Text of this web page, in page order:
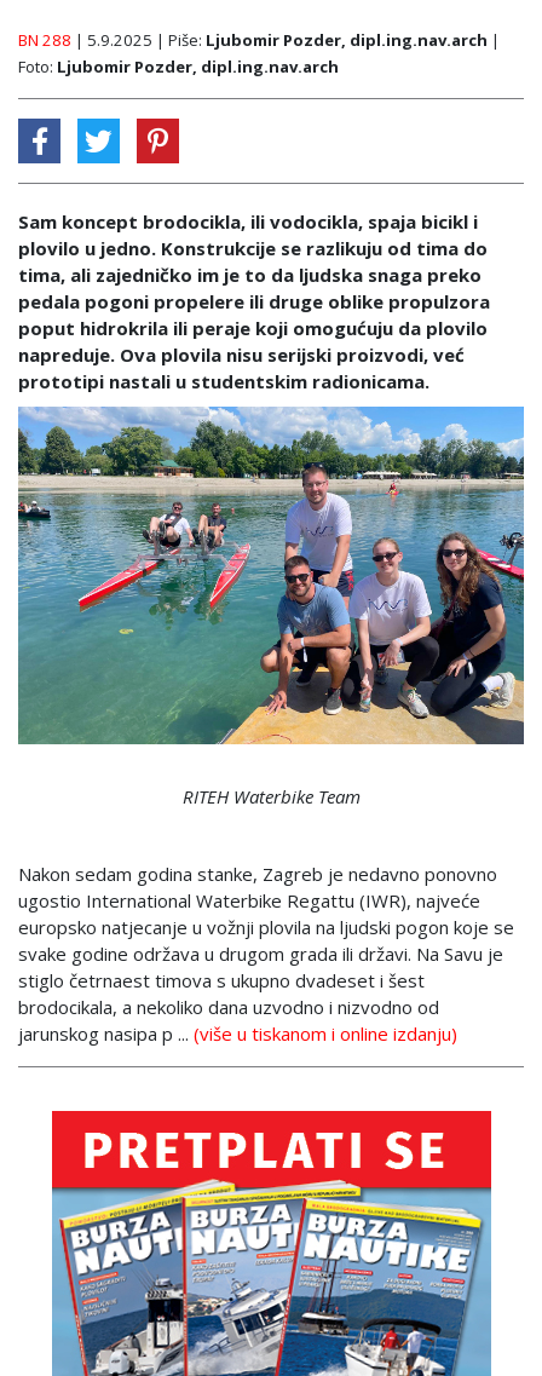
BN 288 | 5.9.2025 | Piše: Ljubomir Pozder, dipl.ing.nav.arch |
Foto: Ljubomir Pozder, dipl.ing.nav.arch
Sam koncept brodocikla, ili vodocikla, spaja bicikl i
plovilo u jedno. Konstrukcije se razlikuju od tima do
tima, ali zajedničko im je to da ljudska snaga preko
pedala pogoni propelere ili druge oblike propulzora
poput hidrokrila ili peraje koji omogućuju da plovilo
napreduje. Ova plovila nisu serijski proizvodi, već
prototipi nastali u studentskim radionicama.
RITEH Waterbike Team
Nakon sedam godina stanke, Zagreb je nedavno ponovno
ugostio International Waterbike Regattu (IWR), najveće
europsko natjecanje u vožnji plovila na ljudski pogon koje se
svake godine održava u drugom grada ili državi. Na Savu je
stiglo četrnaest timova s ukupno dvadeset i šest
brodocikala, a nekoliko dana uzvodno i nizvodno od
jarunskog nasipa p ... (više u tiskanom i online izdanju)